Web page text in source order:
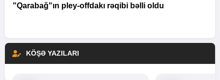
"Qarabağ"ın pley-offdakı rəqibi bəlli oldu
KÖŞƏ YAZILARI